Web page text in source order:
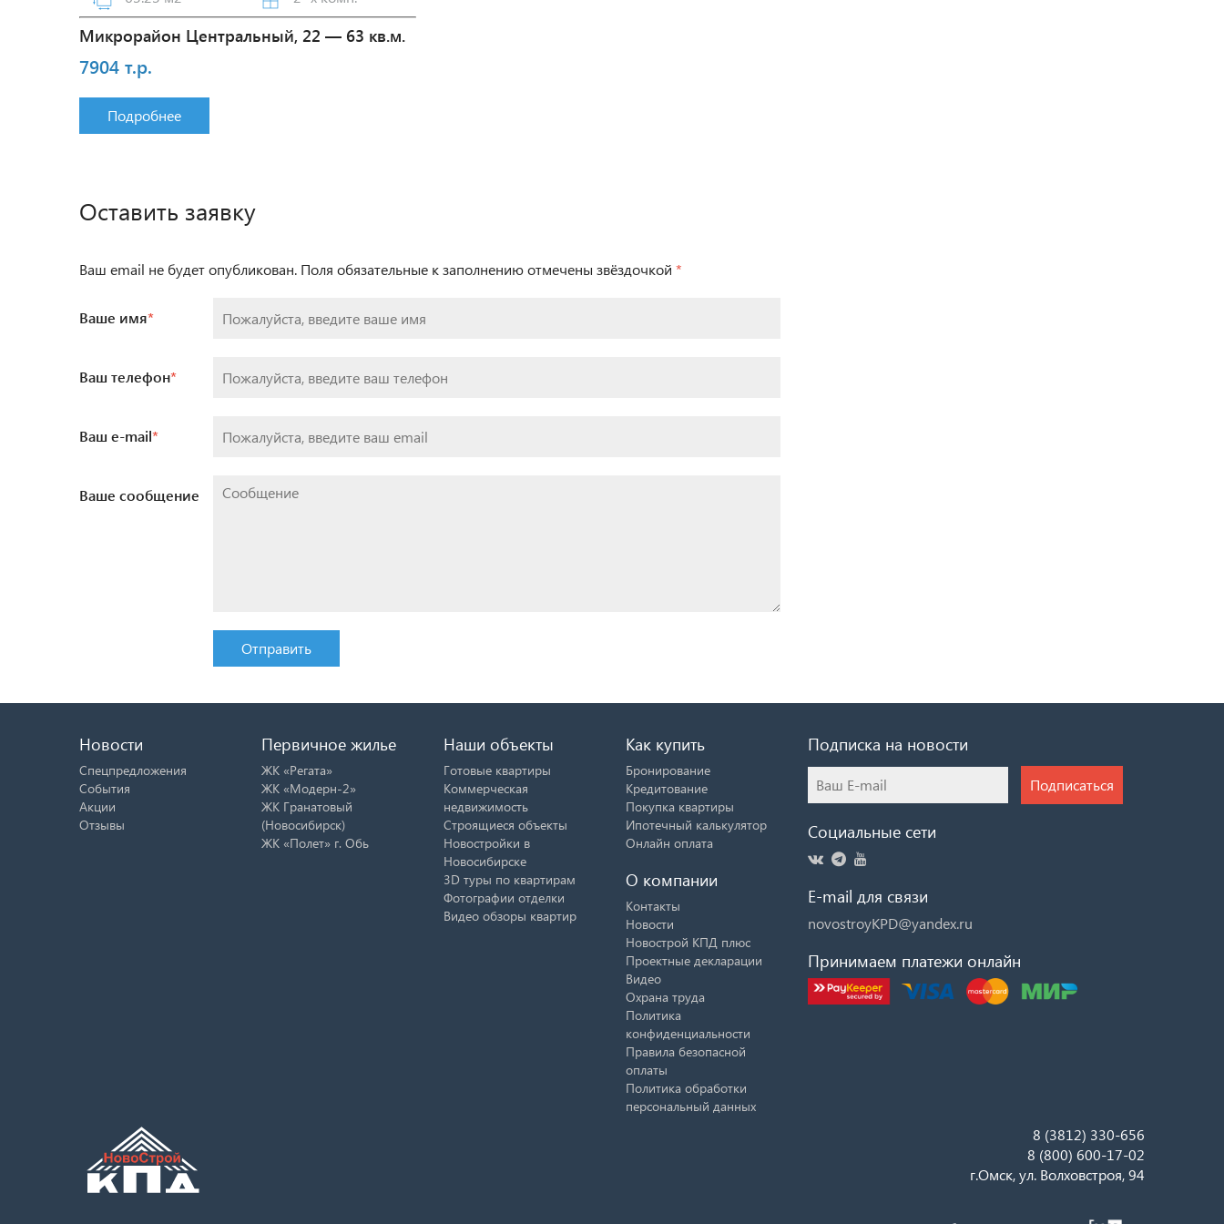
Микрорайон Центральный, 22 — 63 кв.м.
7904 т.р.
Подробнее
Оставить заявку
Ваш email не будет опубликован. Поля обязательные к заполнению отмечены звёздочкой *
Ваше имя*
Ваш телефон*
Ваш e-mail*
Ваше сообщение
Отправить
Новости
Спецпредложения
События
Акции
Отзывы
Первичное жилье
ЖК «Регата»
ЖК «Модерн-2»
ЖК Гранатовый
(Новосибирск)
ЖК «Полет» г. Обь
Наши объекты
Готовые квартиры
Коммерческая
недвижимость
Строящиеся объекты
Новостройки в
Новосибирске
3D туры по квартирам
Фотографии отделки
Видео обзоры квартир
Как купить
Бронирование
Кредитование
Покупка квартиры
Ипотечный калькулятор
Онлайн оплата
О компании
Контакты
Новости
Новострой КПД плюс
Проектные декларации
Видео
Охрана труда
Политика
конфиденциальности
Правила безопасной
оплаты
Политика обработки
персональный данных
Подписка на новости
Подписаться
Социальные сети
E-mail для связи
novostroyKPD@yandex.ru
Принимаем платежи онлайн
8 (3812) 330-656
8 (800) 600-17-02
г.Омск, ул. Волховстроя, 94